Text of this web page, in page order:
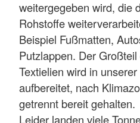
weitergegeben wird, die
Rohstoffe
Beispiel Fußmatten,
Putzlappen. Der
Textielien wird in
aufbereitet, nach
getrennt bereit gehalten.
Leider landen viele